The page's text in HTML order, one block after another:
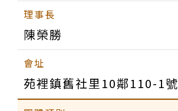
陳榮勝
苑裡鎮舊社里10鄰110-1號